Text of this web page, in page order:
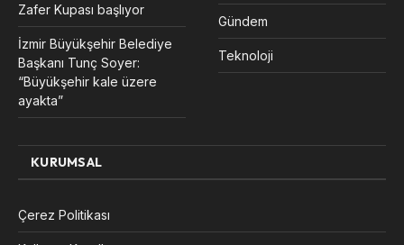
Zafer Kupası başlıyor
İzmir Büyükşehir Belediye
Başkanı Tunç Soyer:
“Büyükşehir kale üzere
ayakta”
Gündem
Teknoloji
KURUMSAL
Çerez Politikası